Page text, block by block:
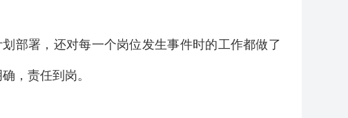
部署，还对每一个岗位发生事件时的工作都做了
，责任到岗。